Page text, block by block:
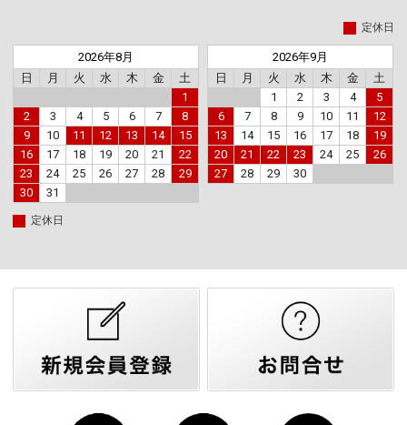
定休日
2026年8月
日
月 火 水 木 金
土
1
2
3 4 5 6 7
8
9
10 11 12 13 14
15
16
17 18 19 20 21
22
23
24 25 26 27 28
29
30
31
2026年9月
日
月 火 水 木 金
土
1
2 3 4
5
6
7 8 9 10 11
12
13
14 15 16 17 18
19
20
21 22 23 24 25
26
27
28 29 30
定休日